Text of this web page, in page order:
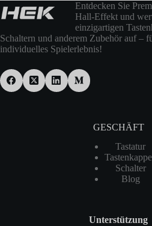
Entdecken Sie
Hall-Effekt und
einzigartigen
Schaltern und anderem Zubehör auf –
individuelles Spielerlebnis!
GESCHÄFT
Tastatur
Schalter
Blog
Unterstützung